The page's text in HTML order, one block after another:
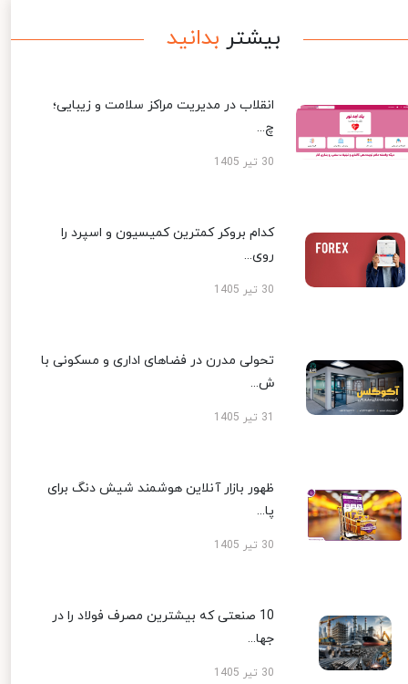
بیشتر بدانید
انقلاب در مدیریت مراکز سلامت و زیبایی؛
چ...
30 تیر 1405
کدام بروکر کمترین کمیسیون و اسپرد را
روی...
30 تیر 1405
تحولی مدرن در فضاهای اداری و مسکونی با
ش...
ظهور بازار آنلاین هوشمند شیش دنگ برای
پا...
30 تیر 1405
10 صنعتی که بیشترین مصرف فولاد را در
جها...
30 تیر 1405